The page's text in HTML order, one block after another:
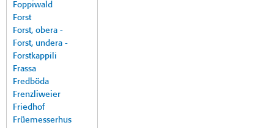
Foppiwald
Forst
Forst, obera -
Forst, undera -
Forstkappili
Frassa
Fredböda
Frenzliweier
Friedhof
Früemesserhus